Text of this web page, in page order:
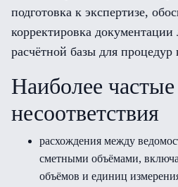
подготовка к экспертизе,
корректировка
расчётной базы для процедур
Наиболее частые
несоответствия
расхождения между
сметными объёмами,
объёмов и единиц